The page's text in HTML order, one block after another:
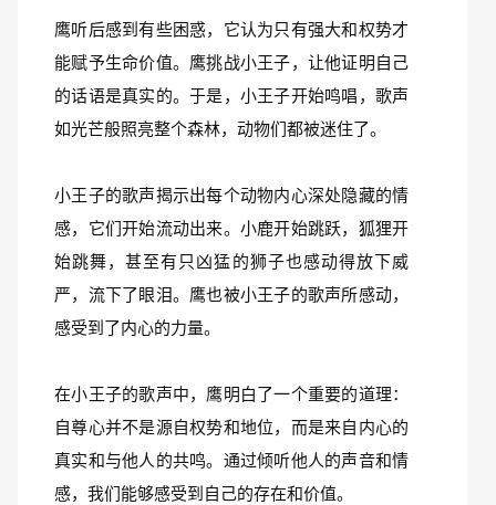
鹰听后感到有些困惑，它认为只有强大和权势才
能赋予生命价值。鹰挑战小王子，让他证明自己
的话语是真实的。于是，小王子开始鸣唱，歌声
如光芒般照亮整个森林，动物们都被迷住了。
小王子的歌声揭示出每个动物内心深处隐藏的情
感，它们开始流动出来。小鹿开始跳跃，狐狸开
始跳舞，甚至有只凶猛的狮子也感动得放下威
严，流下了眼泪。鹰也被小王子的歌声所感动，
感受到了内心的力量。
在小王子的歌声中，鹰明白了一个重要的道理：
自尊心并不是源自权势和地位，而是来自内心的
真实和与他人的共鸣。通过倾听他人的声音和情
感，我们能够感受到自己的存在和价值。